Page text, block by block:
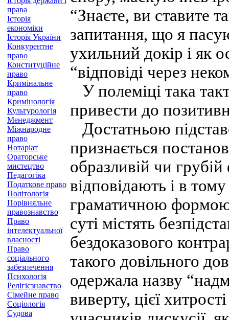
права
Історія
економіки
Історія України
Конкурентне
право
Конституційне
право
Кримінальне
право
Кримінологія
Культурологія
Менеджмент
Міжнародне
право
Нотаріат
Ораторське
мистецтво
Педагогіка
Податкове право
Політологія
Порівняльне
правознавство
Право
інтелектуальної
власності
Право
соціального
забезпечення
Психологія
Релігієзнавство
Сімейне право
Соціологія
Судова
“Знаєте, ви ставите
запитання, що я
ухильний докір і як
“відповіді через
У полеміці така
привести до
Достатньою
признається
образливій чи
відповідають і в
граматичною
суті містять
бездоказового
такого довільного
одержала назву
виверту, цієї